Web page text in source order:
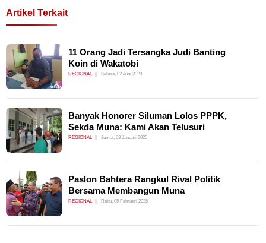
Artikel Terkait
11 Orang Jadi Tersangka Judi Banting
Koin di Wakatobi
REGIONAL Selasa, 02 Juni 2020
Banyak Honorer Siluman Lolos PPPK,
Sekda Muna: Kami Akan Telusuri
REGIONAL Jumat, 03 Januari 2025
Paslon Bahtera Rangkul Rival Politik
Bersama Membangun Muna
REGIONAL Rabu, 05 Februari 2025